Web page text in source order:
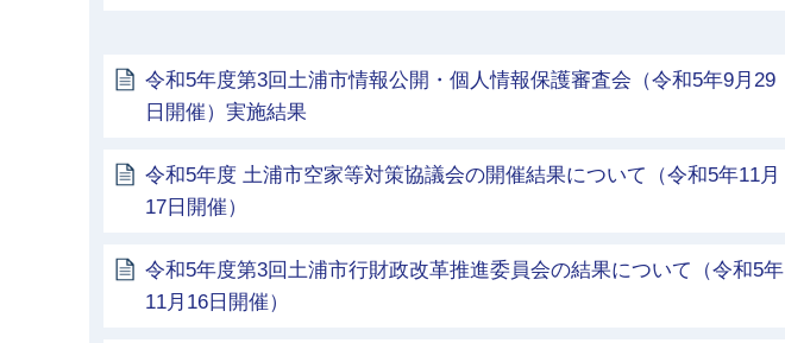
令和5年度第3回土浦市情報公開・個人情報保護審査会（令和5年9月29
日開催）実施結果
令和5年度 土浦市空家等対策協議会の開催結果について（令和5年11月
17日開催）
令和5年度第3回土浦市行財政改革推進委員会の結果について（令和5年
11月16日開催）